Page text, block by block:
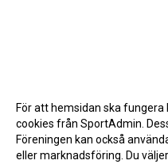
För att hemsidan ska
cookies från SportAdmin.
Föreningen kan också
eller marknadsföring. Du